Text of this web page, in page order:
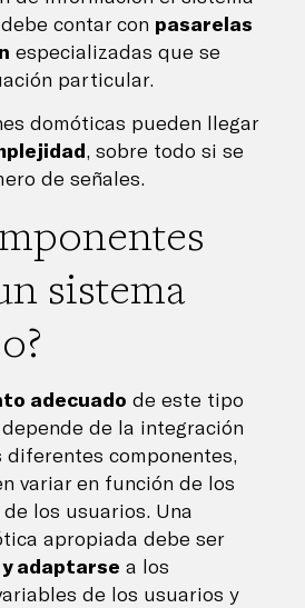
contar con pasarelas
especializadas que se
particular.
domóticas pueden llegar
, sobre todo si se
de señales.
sistema
adecuado de este tipo
de la integración
componentes,
variar en función de los
de los usuarios. Una
apropiada debe ser
adaptarse a los
de los usuarios y